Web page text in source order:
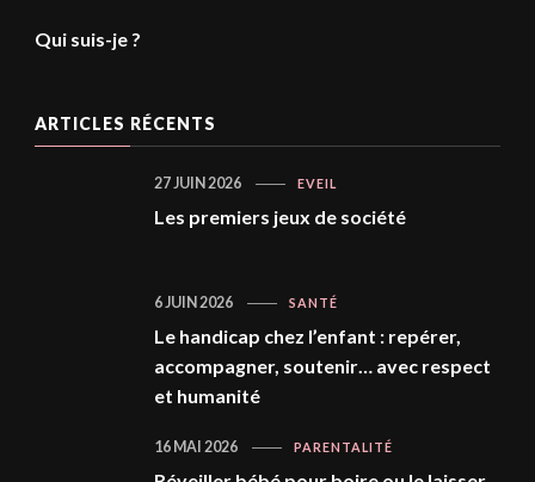
Qui suis-je ?
ARTICLES RÉCENTS
EVEIL
Les premiers jeux de société
27 JUIN 2026
SANTÉ
Le handicap chez l’enfant : repérer,
accompagner, soutenir… avec respect
et humanité
6 JUIN 2026
PARENTALITÉ
16 MAI 2026